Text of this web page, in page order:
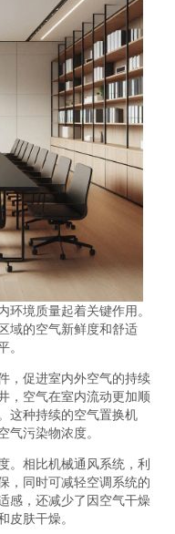
环境质量起着关键作用。
域的空气新鲜度和舒适
。
，促进室内外空气的持续
，空气在室内流动更加顺
这种持续的空气置换机
气污染物浓度。
。相比机械通风系统，利
，同时可减轻空调系统的
感，还减少了因空气干燥
皮肤干燥。